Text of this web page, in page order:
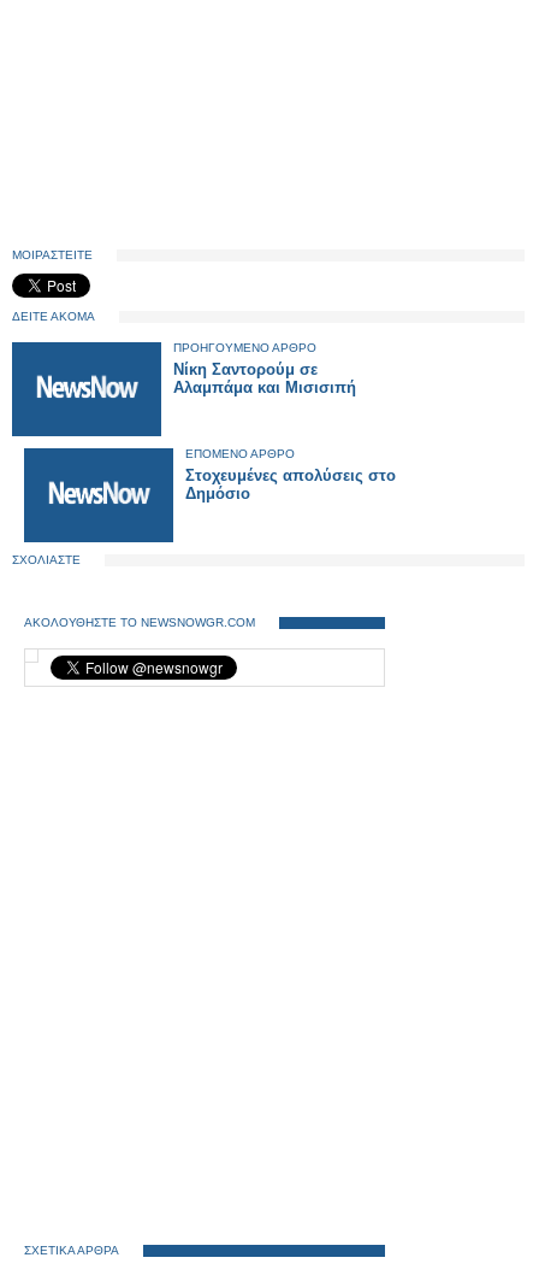
ΜΟΙΡΑΣΤΕΙΤΕ
ΔΕΙΤΕ ΑΚΟΜΑ
ΠΡΟΗΓΟΥΜΕΝΟ ΑΡΘΡΟ
Νίκη Σαντορούμ σε
Αλαμπάμα και Μισισιπή
ΕΠΟΜΕΝΟ ΑΡΘΡΟ
Στοχευμένες απολύσεις στο
Δημόσιο
ΣΧΟΛΙΑΣΤΕ
ΑΚΟΛΟΥΘΗΣΤΕ ΤΟ NEWSNOWGR.COM
ΣΧΕΤΙΚΑ ΑΡΘΡΑ